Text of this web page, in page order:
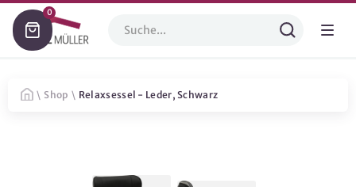
0
\ Shop \ Relaxsessel - Leder, Schwarz